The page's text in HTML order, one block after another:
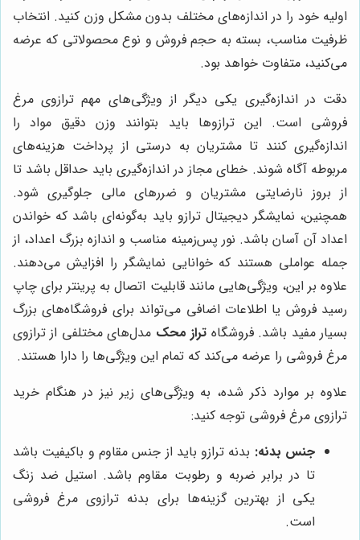
اولیه خود را در اندازه‌های مختلف بدون مشکل وزن کنید. انتخاب
ظرفیت مناسب، بسته به حجم فروش و نوع محصولاتی که عرضه
می‌کنید، متفاوت خواهد بود.
دقت در اندازه‌گیری یکی دیگر از ویژگی‌های مهم ترازوی مرغ
فروشی است. این ترازوها باید بتوانند وزن دقیق مواد را
اندازه‌گیری کنند تا مشتریان به درستی از پرداخت هزینه‌های
مربوطه آگاه شوند. خطای مجاز در اندازه‌گیری باید حداقل باشد تا
از بروز نارضایتی مشتریان و ضررهای مالی جلوگیری شود.
همچنین، نمایشگر دیجیتال ترازو باید به‌گونه‌ای باشد که خواندن
اعداد آن آسان باشد. نور پس‌زمینه مناسب و اندازه بزرگ اعداد، از
جمله عواملی هستند که خوانایی نمایشگر را افزایش می‌دهند.
علاوه بر این، ویژگی‌هایی مانند قابلیت اتصال به پرینتر برای چاپ
رسید فروش یا اطلاعات اضافی می‌تواند برای فروشگاه‌های بزرگ
بسیار مفید باشد. فروشگاه تراز محک مدل‌های مختلفی از ترازوی
مرغ فروشی را عرضه می‌کند که تمام این ویژگی‌ها را دارا هستند.
علاوه بر موارد ذکر شده، به ویژگی‌های زیر نیز در هنگام خرید
ترازوی مرغ فروشی توجه کنید:
جنس بدنه: بدنه ترازو باید از جنس مقاوم و باکیفیت باشد
تا در برابر ضربه و رطوبت مقاوم باشد. استیل ضد زنگ
یکی از بهترین گزینه‌ها برای بدنه ترازوی مرغ فروشی
است.